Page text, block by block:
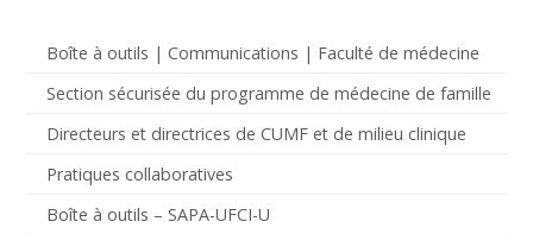
Boîte à outils | Communications | Faculté de médecine
Section sécurisée du programme de médecine de famille
Directeurs et directrices de CUMF et de milieu clinique
Pratiques collaboratives
Boîte à outils – SAPA-UFCI-U